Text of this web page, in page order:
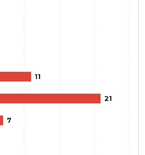
11
21
7